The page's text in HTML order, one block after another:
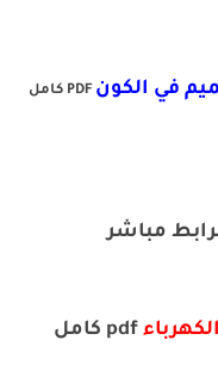
في الكون PDF كامل
مباشر
pdf كامل